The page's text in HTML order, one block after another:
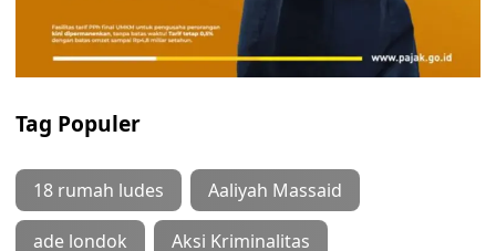
Tag Populer
18 rumah ludes Aaliyah Massaid
ade londok Aksi Kriminalitas